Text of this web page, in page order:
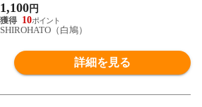
1,100円
10
SHIROHATO（白鳩）
詳細を見る